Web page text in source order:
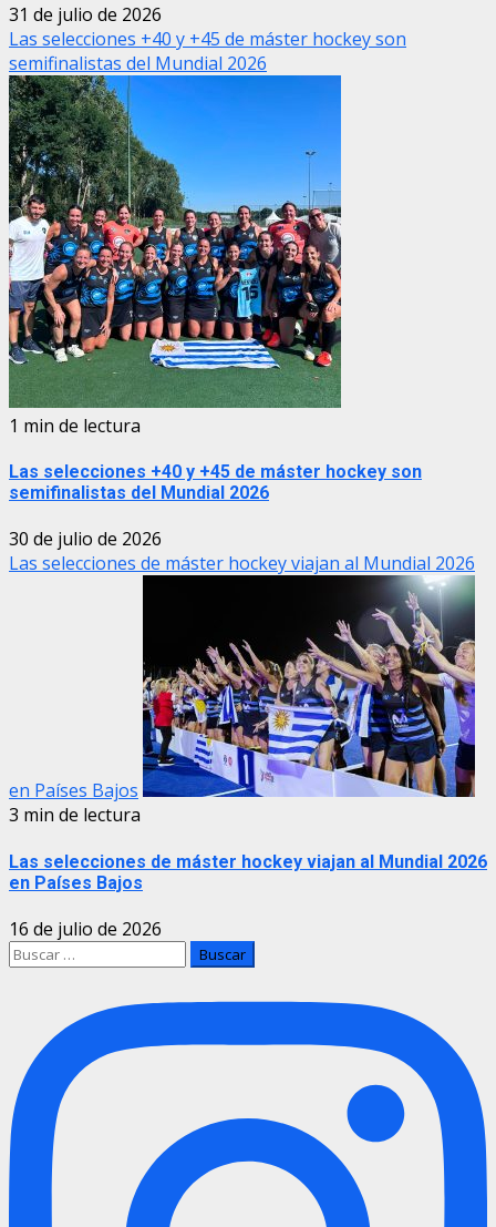
31 de julio de 2026
Las selecciones +40 y +45 de máster hockey son
semifinalistas del Mundial 2026
1 min de lectura
Las selecciones +40 y +45 de máster hockey son
semifinalistas del Mundial 2026
30 de julio de 2026
Las selecciones de máster hockey viajan al Mundial 2026
en Países Bajos
3 min de lectura
Las selecciones de máster hockey viajan al Mundial 2026
en Países Bajos
16 de julio de 2026
Buscar: